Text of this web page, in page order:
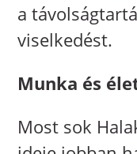
a
viselkedést.
Munka és
Most sok